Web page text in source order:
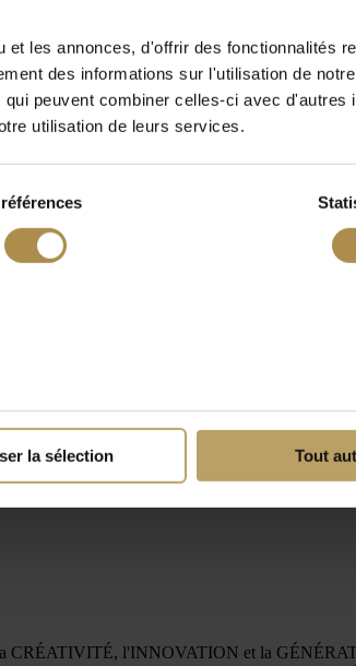
les annonces, d'offrir des fonctionnalités
des informations sur l'utilisation de
peuvent combiner celles-ci avec d'autres
utilisation de leurs services.
la sélection Tout
la CRÉATIVITÉ, l'INNOVATION et la